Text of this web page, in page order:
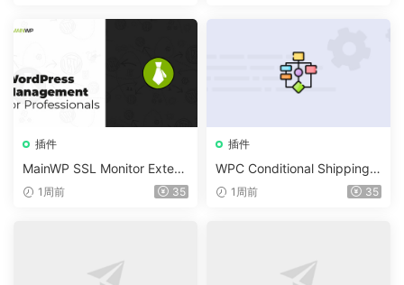
插件
MainWP SSL Monitor Extens
ion v5.2
1周前 35
插件
WPC Conditional Shipping &
Payments (Premium) v1.0.2
1周前 35